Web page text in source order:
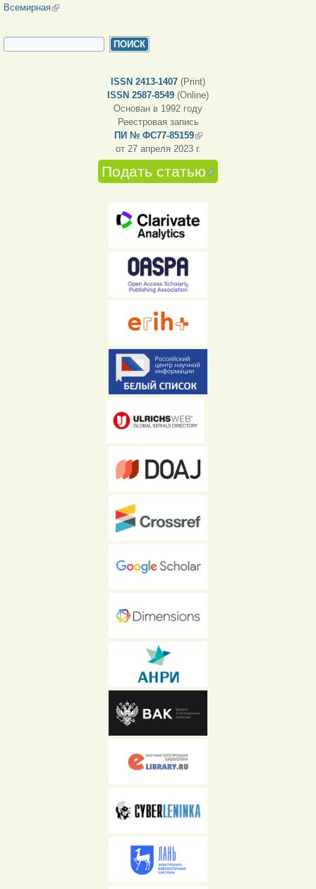
Всемирная(внешняя ссылка)
ФОРМА ПОИСКА
ISSN 2413-1407 (Print)
ISSN 2587-8549 (Online)
Основан в 1992 году
Реестровая запись
ПИ № ФС77-85159(внешняя ссылка)
от 27 апреля 2023 г.
Подать статью